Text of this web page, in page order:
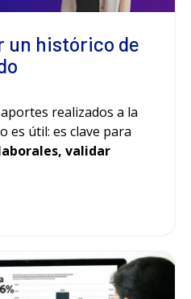
un histórico de
realizados a la
es útil: es clave para
validar